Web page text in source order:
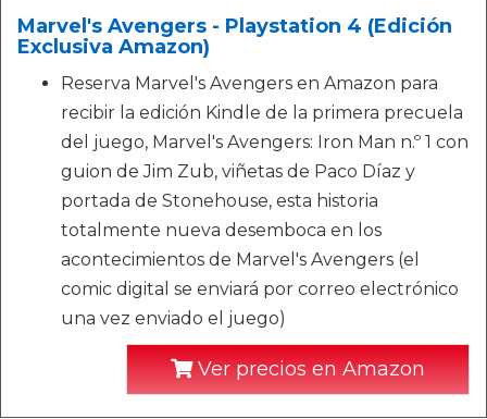
Marvel's Avengers - Playstation 4 (Edición
Exclusiva Amazon)
Reserva Marvel's Avengers en Amazon para
recibir la edición Kindle de la primera precuela
del juego, Marvel's Avengers: Iron Man n.º 1 con
guion de Jim Zub, viñetas de Paco Díaz y
portada de Stonehouse, esta historia
totalmente nueva desemboca en los
acontecimientos de Marvel's Avengers (el
comic digital se enviará por correo electrónico
una vez enviado el juego)
Ver precios en Amazon